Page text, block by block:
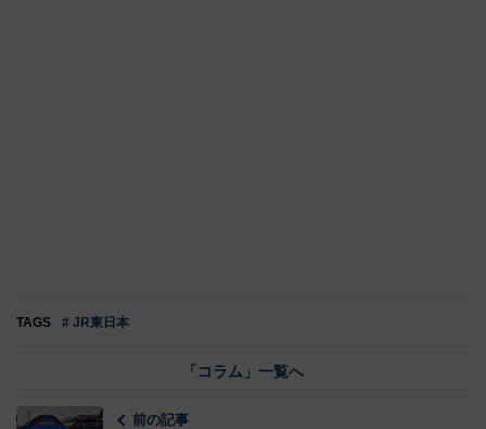
TAGS # JR東日本
「コラム」一覧へ
前の記事